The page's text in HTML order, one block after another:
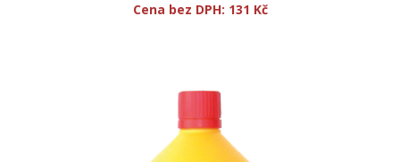
Cena bez DPH: 131 Kč